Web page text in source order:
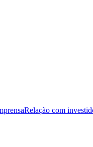
Relação com